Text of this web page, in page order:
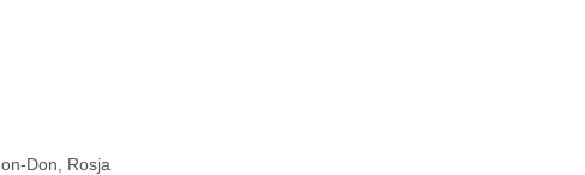
Don, Rosja